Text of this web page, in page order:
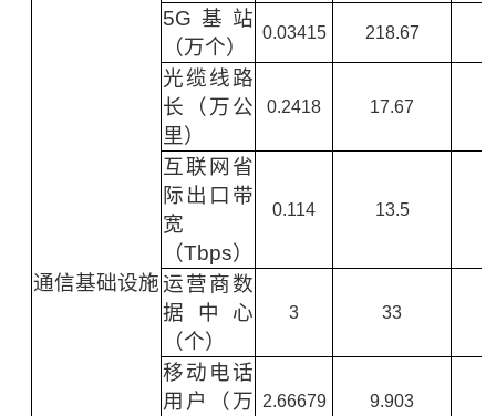
通信基础设施
5G基站
（万个）
0.03415 218.67
光缆线路
长（万公
里）
0.2418 17.67
互联网省
际出口带
宽
（Tbps）
0.114 13.5
运营商数
据中心
（个）
3 33
移动电话
用户（万 2.66679 9.903